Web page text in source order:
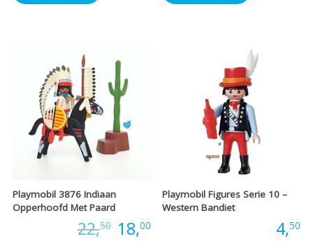
Playmobil 3876 Indiaan
Opperhoofd Met Paard
22,50 Oorspronkelijke
18,00Huidige
Playmobil Figures Serie 10 –
Western Bandiet
4,50